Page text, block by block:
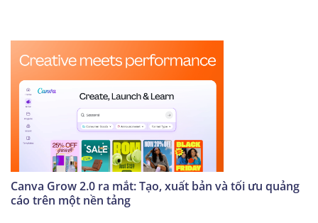
Canva Grow 2.0 ra mắt: Tạo, xuất bản và tối ưu quảng
cáo trên một nền tảng